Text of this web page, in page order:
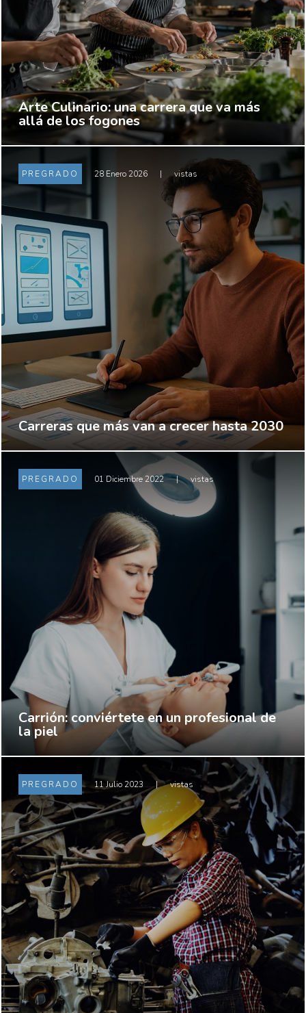
Arte Culinario: una carrera que va más
allá de los fogones
PREGRADO 28 Enero 2026 | vistas
Carreras que más van a crecer hasta 2030
PREGRADO 01 Diciembre 2022 | vistas
Carrión: conviértete en un profesional de
la piel
PREGRADO 11 Julio 2023 | vistas